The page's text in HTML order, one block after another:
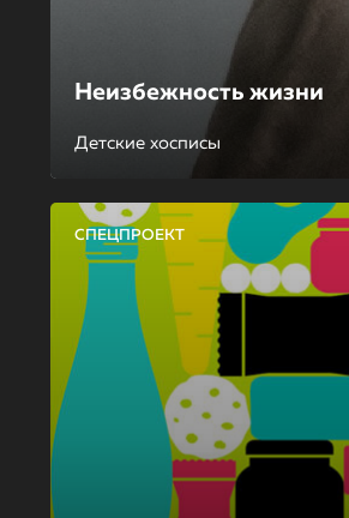
Неизбежность жизни
Детские хосписы
СПЕЦПРОЕКТ